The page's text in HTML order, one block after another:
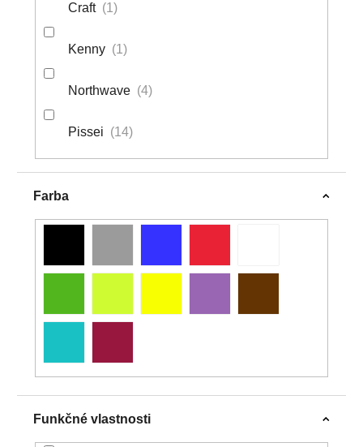
Craft 1
Kenny 1
Northwave 4
Pissei 14
Farba
Funkčné vlastnosti